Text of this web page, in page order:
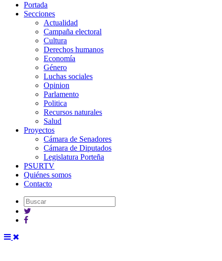
Portada
Secciones
Actualidad
Campaña electoral
Cultura
Derechos humanos
Economía
Género
Luchas sociales
Opinion
Parlamento
Politica
Recursos naturales
Salud
Proyectos
Cámara de Senadores
Cámara de Diputados
Legislatura Porteña
PSURTV
Quiénes somos
Contacto